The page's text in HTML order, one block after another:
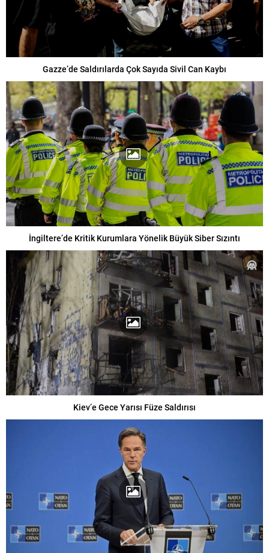
Gazze’de Saldırılarda Çok Sayıda Sivil Can Kaybı
İngiltere’de Kritik Kurumlara Yönelik Büyük Siber Sızıntı
Kiev’e Gece Yarısı Füze Saldırısı